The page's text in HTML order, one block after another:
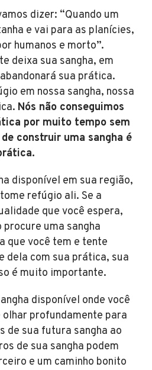
dizer: “Quando um
e vai para as planícies,
humanos e morto”.
deixa sua sangha, em
sua prática.
em nossa sangha, nossa
Nós não conseguimos
por muito tempo sem
construir uma sangha é
disponível em sua região,
refúgio ali. Se a
que você espera,
procure uma sangha
que você tem e tente
dela com sua prática, sua
é muito importante.
disponível onde você
profundamente para
de sua futura sangha ao
de sua sangha podem
e um caminho bonito